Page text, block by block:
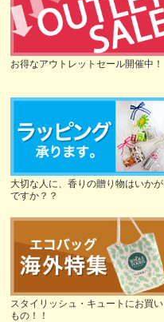
お得なアウトレットセール開催中！
大切な人に、香りの贈り物はいかが
ですか？？
スタイリッシュ・キュートにお買い
もの！！